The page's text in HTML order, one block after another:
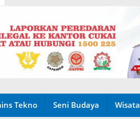
Tekno Seni Budaya Wisata